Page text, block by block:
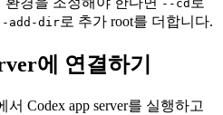
--cd
add-dir로 추가 root를 더합니다.
에 연결하기
Codex app server를 실행하고